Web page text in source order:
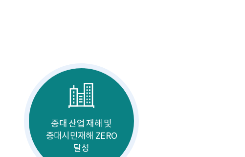
중대 산업 재해 및
중대시민재해 ZERO
달성